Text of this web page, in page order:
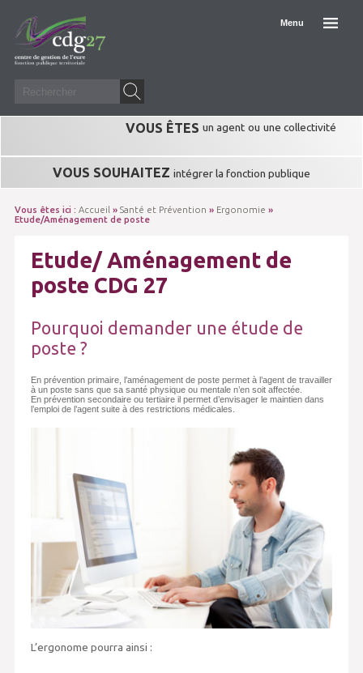
Menu
VOUS ÊTES un agent ou une collectivité
VOUS SOUHAITEZ intégrer la fonction publique
Vous êtes ici : Accueil » Santé et Prévention » Ergonomie »
Etude/Aménagement de poste
Etude/ Aménagement de
poste CDG 27
Pourquoi demander une étude de
poste ?
En prévention primaire, l’aménagement de poste permet à l’agent de travailler
à un poste sans que sa santé physique ou mentale n’en soit affectée.
En prévention secondaire ou tertiaire il permet d’envisager le maintien dans
l’emploi de l’agent suite à des restrictions médicales.
L’ergonome pourra ainsi :